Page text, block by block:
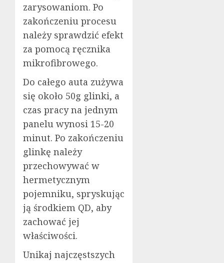
zarysowaniom. Po
zakończeniu procesu
należy sprawdzić efekt
za pomocą ręcznika
mikrofibrowego.
Do całego auta zużywa
się około 50g glinki, a
czas pracy na jednym
panelu wynosi 15-20
minut. Po zakończeniu
glinkę należy
przechowywać w
hermetycznym
pojemniku, spryskując
ją środkiem QD, aby
zachować jej
właściwości.
Unikaj najczęstszych